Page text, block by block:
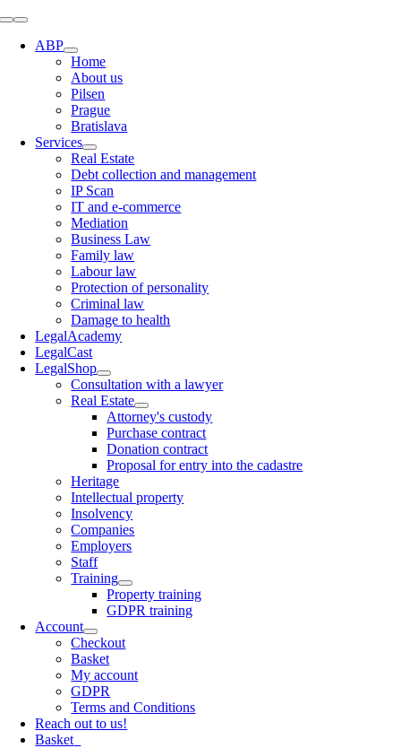
Skip
content
Toggle
Navigation
ABP
Home
About us
Pilsen
Prague
Bratislava
Services
Real Estate
Debt collection and management
IP Scan
IT and e-commerce
Mediation
Business Law
Family law
Labour law
Protection of personality
Criminal law
Damage to health
LegalAcademy
LegalCast
LegalShop
Consultation with a lawyer
Real Estate
Attorney's custody
Purchase contract
Donation contract
Proposal for entry into the cadastre
Heritage
Intellectual property
Insolvency
Companies
Employers
Staff
Training
Property training
GDPR training
Account
Checkout
Basket
My account
GDPR
Terms and Conditions
Reach out to us!
Basket